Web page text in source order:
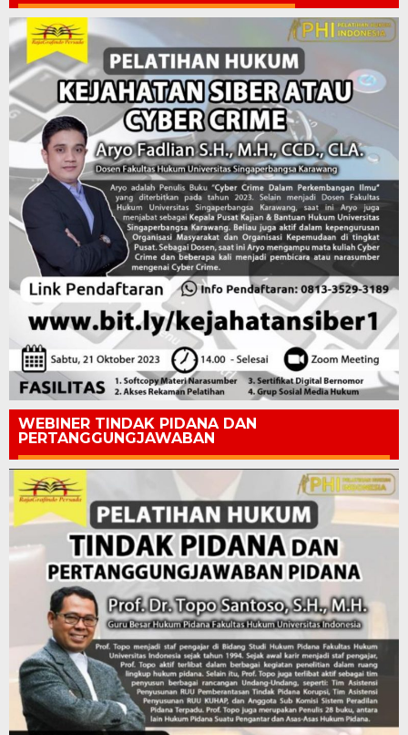
WEBINER TINDAK PIDANA DAN
PERTANGGUNGJAWABAN